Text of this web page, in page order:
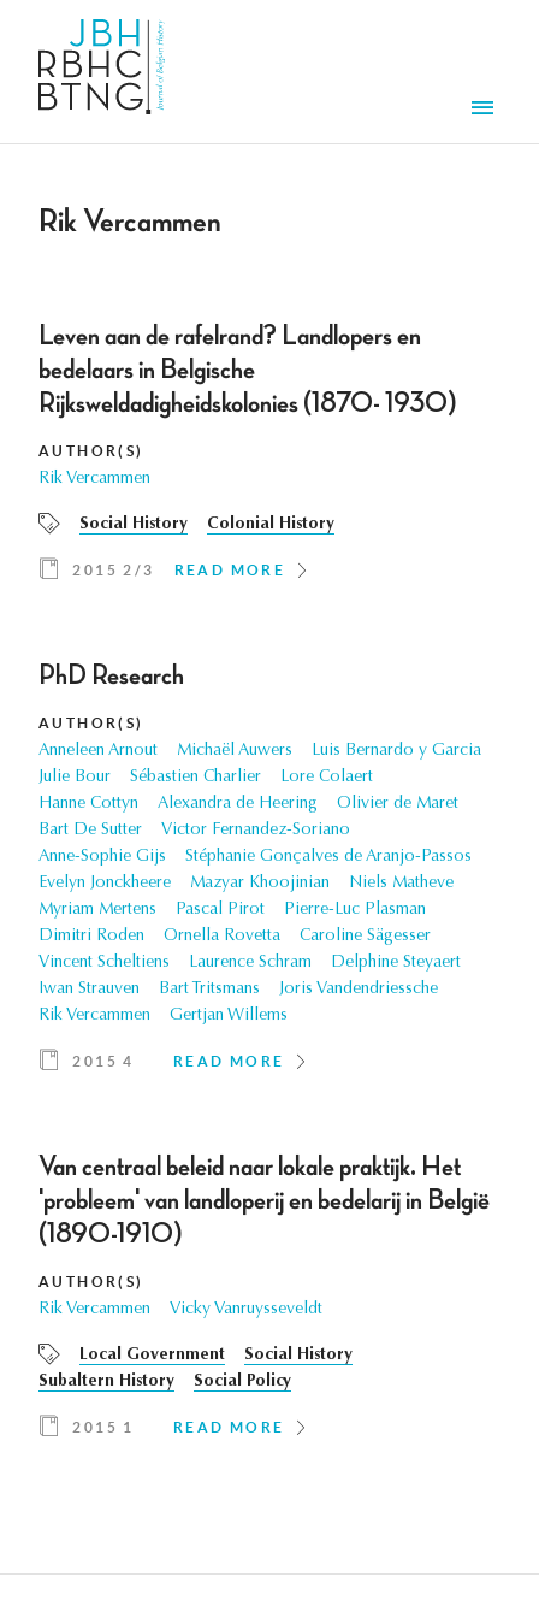
Rik Vercammen
Leven aan de rafelrand? Landlopers en
bedelaars in Belgische
Rijksweldadigheidskolonies (1870- 1930)
AUTHOR(S)
Rik Vercammen
Social History Colonial History
2015 2/3 READ MORE
PhD Research
AUTHOR(S)
Anneleen Arnout Michaël Auwers
Luis Bernardo y Garcia
Julie Bour
Sébastien Charlier
Lore Colaert
Hanne Cottyn
Alexandra de Heering
Olivier de Maret
Bart De Sutter
Victor Fernandez-Soriano
Anne-Sophie Gijs
Stéphanie Gonçalves de Aranjo-Passos
Evelyn Jonckheere
Mazyar Khoojinian
Niels Matheve
Myriam Mertens
Pascal Pirot
Pierre-Luc Plasman
Dimitri Roden
Ornella Rovetta
Caroline Sägesser
Vincent Scheltiens
Laurence Schram
Delphine Steyaert
Iwan Strauven
Bart Tritsmans
Joris Vandendriessche
Rik Vercammen
Gertjan Willems
2015 4 READ MORE
Van centraal beleid naar lokale praktijk. Het
'probleem' van landloperij en bedelarij in België
(1890-1910)
AUTHOR(S)
Rik Vercammen Vicky Vanruysseveldt
Local Government
Social History
Subaltern History
Social Policy
2015 1 READ MORE